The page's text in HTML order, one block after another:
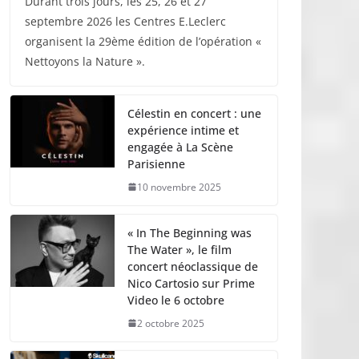
septembre 2026 les Centres E.Leclerc
organisent la 29ème édition de l’opération «
Nettoyons la Nature ».
Célestin en concert : une
expérience intime et
engagée à La Scène
Parisienne
10 novembre 2025
« In The Beginning was
The Water », le film
concert néoclassique de
Nico Cartosio sur Prime
Video le 6 octobre
2 octobre 2025